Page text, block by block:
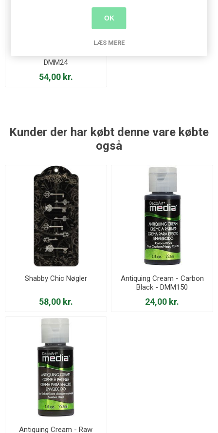
DMM24
54,00 kr.
Kunder der har købt denne vare købte
også
Shabby Chic Nøgler
58,00 kr.
Antiquing Cream - Carbon
Black - DMM150
24,00 kr.
Antiquing Cream - Raw
OK
LÆS MERE